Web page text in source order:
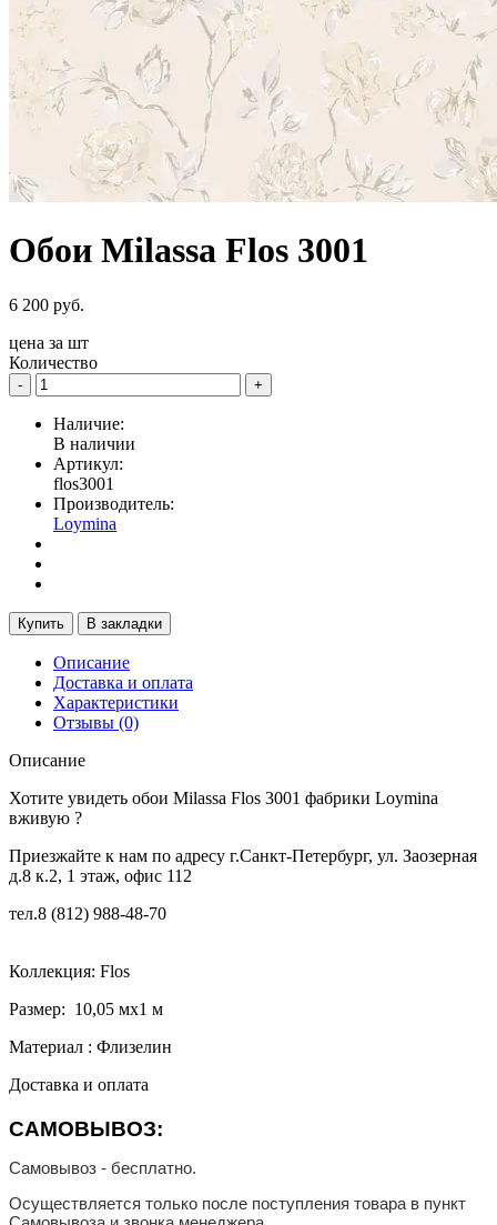
Обои Milassa Flos 3001
6 200 руб.
цена за шт
Количество
- +
Наличие:
В наличии
Артикул:
flos3001
Производитель:
Loymina
Купить В закладки
Описание
Доставка и оплата
Характеристики
Отзывы (0)
Описание
Хотите увидеть обои Milassa Flos 3001 фабрики Loymina
вживую ?
Приезжайте к нам по адресу г.Санкт-Петербург, ул. Заозерная
д.8 к.2, 1 этаж, офис 112
тел.8 (812) 988-48-70
Коллекция: Flos
Размер: 10,05 мx1 м
Материал : Флизелин
Доставка и оплата
САМОВЫВОЗ:
Самовывоз - бесплатно.
Осуществляется только после поступления товара в пункт